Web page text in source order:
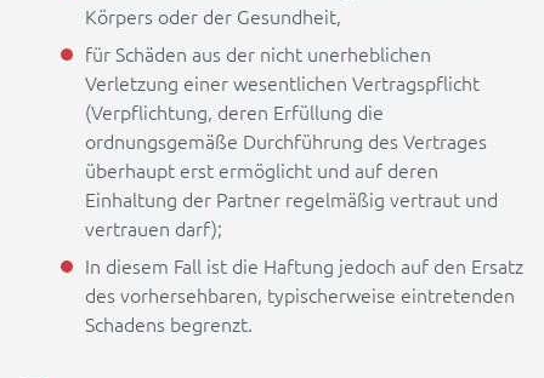
Körpers oder der Gesundheit,
für Schäden aus der nicht unerheblichen
Verletzung einer wesentlichen Vertragspflicht
(Verpflichtung, deren Erfüllung die
ordnungsgemäße Durchführung des Vertrages
überhaupt erst ermöglicht und auf deren
Einhaltung der Partner regelmäßig vertraut und
vertrauen darf);
In diesem Fall ist die Haftung jedoch auf den Ersatz
des vorhersehbaren, typischerweise eintretenden
Schadens begrenzt.